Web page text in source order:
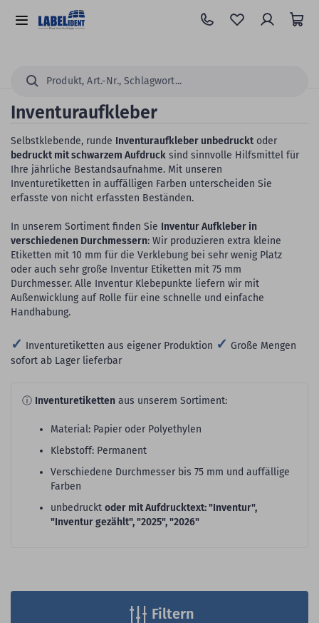
Hauptinhalt
springen
Alle
Suchen...
Inventuraufkleber
Selbstklebende, runde Inventuraufkleber unbedrucktoder
bedruckt mit schwarzem Aufdruck sind sinnvolle Hilfsmittel für
Ihre jährliche Bestandsaufnahme. Mit unseren
Inventuretiketten in auffälligen Farben unterscheiden Sie
erfasste von nicht erfassten Beständen.
In unserem Sortiment finden Sie Inventur Aufkleber in
verschiedenen Durchmessern: Wir produzieren extra kleine
Etiketten mit 10 mm für die Verklebung bei sehr wenig Platz
oder auch sehr große Inventur Etiketten mit 75 mm
Durchmesser. Alle Inventur Klebepunkte liefern wir mit
Außenwicklung auf Rolle für eine schnelle und einfache
Handhabung.
✓ Inventuretiketten aus eigener Produktion ✓ Große Mengen
sofort ab Lager lieferbar
ⓘ Inventuretiketten aus unserem Sortiment:
Material: Papier oder Polyethylen
Klebstoff: Permanent
Verschiedene Durchmesser bis 75 mm und auffällige
Farben
unbedruckt oder mit Aufdrucktext: "Inventur",
"Inventur gezählt", "2025", "2026"
Filtern